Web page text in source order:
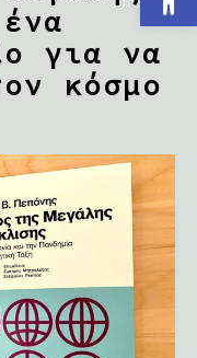
για να
κόσμο